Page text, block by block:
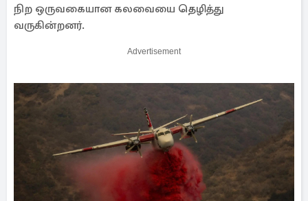
நிற ஒருவகையான கலவையை தெழித்து
வருகின்றனர்.
Advertisement